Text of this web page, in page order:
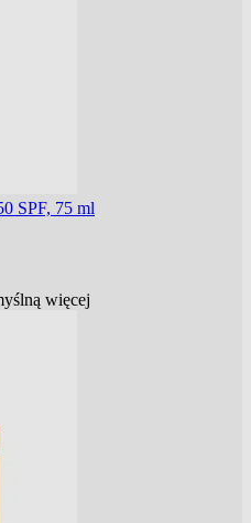
SPF, 75 ml
więcej